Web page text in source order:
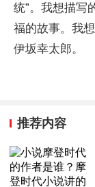
统”。我想描写
福的故事。我
伊坂幸太郎。
推荐内容